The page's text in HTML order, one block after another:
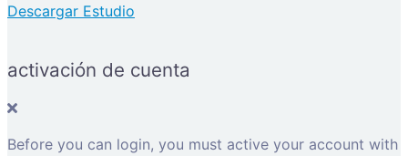
Descargar Estudio
activación de cuenta
Before you can login, you must active your account with